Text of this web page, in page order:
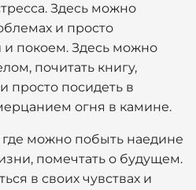
Здесь можно
и просто
и покоем. Здесь можно
почитать книгу,
просто посидеть в
огня в камине.
где можно побыть наедине
помечтать о будущем.
в своих чувствах и